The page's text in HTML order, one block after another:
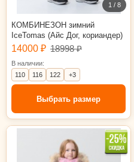
1 / 8
КОМБИНЕЗОН зимний
IceTomas (Айс Дог, кориандер)
14000 ₽ 18998 ₽
В наличии:
110
116 122 +3
Выбрать размер
134 140